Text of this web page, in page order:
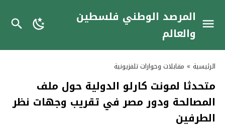
المرصد الوطني فلسطين
والعالم
الرئيسية » مقابلات وحوارات تلفزيونية
متحدثا لمونت كارلو الدولية حول ملف
المصالحة ودور مصر في تقريب وجهات نظر
الطرفين